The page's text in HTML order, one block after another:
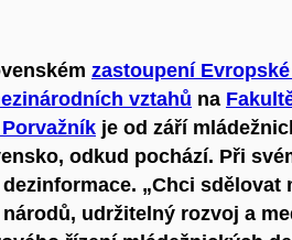
zastoupení
vztahů na
je od září
odkud pochází. Při
„Chci sdělovat
udržitelný rozvoj a